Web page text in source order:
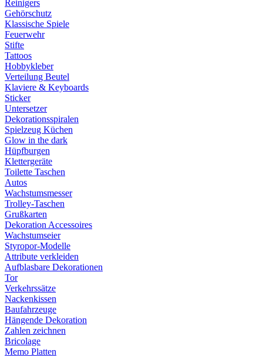
Reinigers
Gehörschutz
Klassische Spiele
Feuerwehr
Stifte
Tattoos
Hobbykleber
Verteilung Beutel
Klaviere & Keyboards
Sticker
Untersetzer
Dekorationsspiralen
Spielzeug Küchen
Glow in the dark
Hüpfburgen
Klettergeräte
Toilette Taschen
Autos
Wachstumsmesser
Trolley-Taschen
Grußkarten
Dekoration Accessoires
Wachstumseier
Styropor-Modelle
Attribute verkleiden
Aufblasbare Dekorationen
Tor
Verkehrssätze
Nackenkissen
Baufahrzeuge
Hängende Dekoration
Zahlen zeichnen
Bricolage
Memo Platten